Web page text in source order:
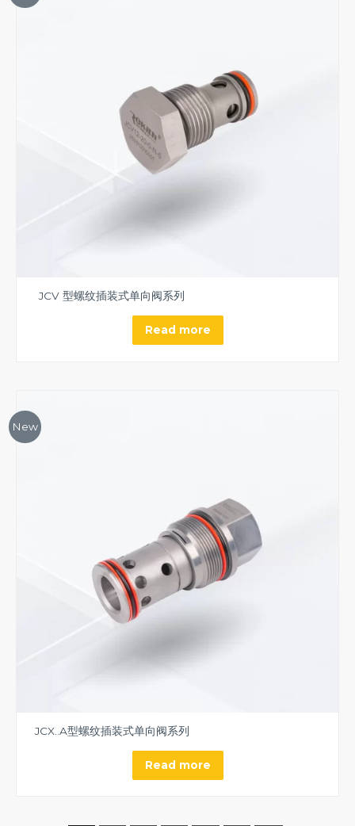
JCV 型螺纹插装式单向阀系列
Read more
New
JCX..A型螺纹插装式单向阀系列
Read more